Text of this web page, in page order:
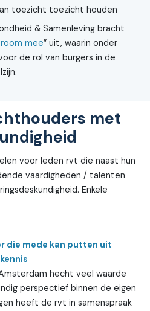
toezicht toezicht houden
& Samenleving bracht
mee” uit, waarin onder
de rol van burgers in de
met
voor leden rvt die naast hun
vaardigheden / talenten
Enkele
die mede kan putten uit
hecht veel waarde
perspectief binnen de eigen
heeft de rvt in samenspraak